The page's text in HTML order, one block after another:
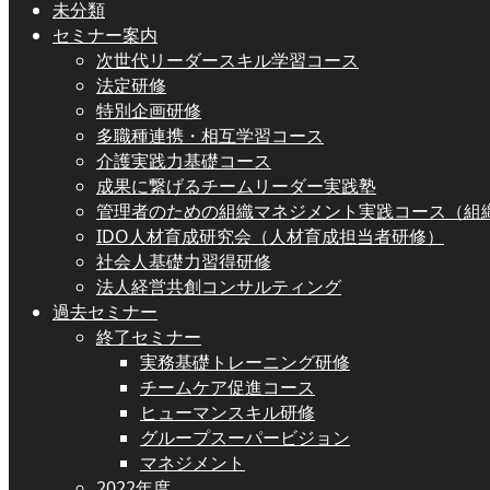
未分類
セミナー案内
次世代リーダースキル学習コース
法定研修
特別企画研修
多職種連携・相互学習コース
介護実践力基礎コース
成果に繋げるチームリーダー実践塾
管理者のための組織マネジメント実践コース（組
IDO人材育成研究会（人材育成担当者研修）
社会人基礎力習得研修
法人経営共創コンサルティング
過去セミナー
終了セミナー
実務基礎トレーニング研修
チームケア促進コース
ヒューマンスキル研修
グループスーパービジョン
マネジメント